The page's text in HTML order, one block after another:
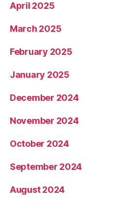
April 2025
March 2025
February 2025
January 2025
December 2024
November 2024
October 2024
September 2024
August 2024